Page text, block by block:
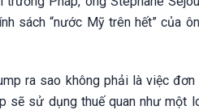
sách “nước Mỹ trên hết” của
ra sao không phải là việc đơn
sẽ sử dụng thuế quan như một